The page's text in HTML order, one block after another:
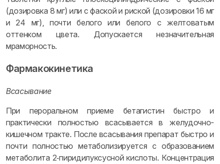
(дозировка 8 мг) или с фаской и риской (дозировки 16 мг
и 24 мг), почти белого или белого с желтоватым
оттенком цвета. Допускается незначительная
мраморность.
Фармакокинетика
Всасывание
При пероральном приеме бетагистин быстро и
практически полностью всасывается в желудочно-
кишечном тракте. После всасывания препарат быстро и
почти полностью метаболизируется с образованием
метаболита 2‑пиридилуксусной кислоты. Концентрация